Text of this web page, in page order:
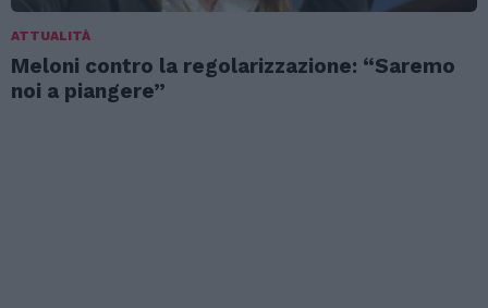
ATTUALITÀ
Meloni contro la regolarizzazione: “Saremo
noi a piangere”